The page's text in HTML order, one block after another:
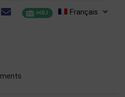
MRJ Français